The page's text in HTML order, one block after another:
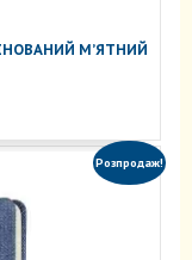
М’ЯТНИЙ
Розпродаж!